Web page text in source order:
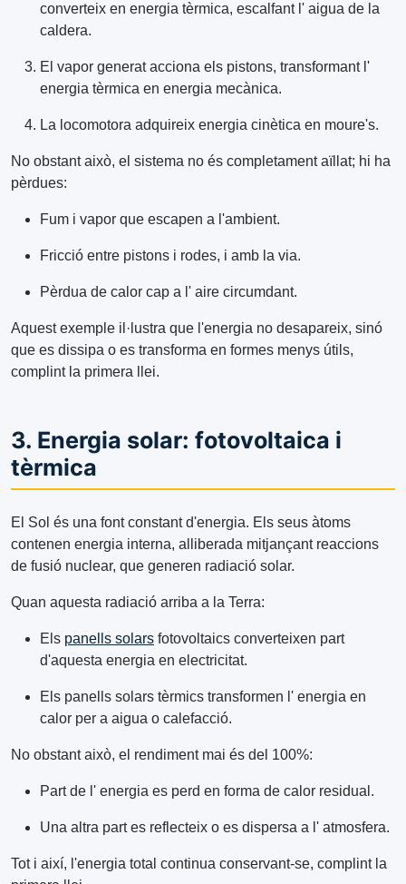
converteix en energia tèrmica, escalfant l' aigua de la
caldera.
El vapor generat acciona els pistons, transformant l'
energia tèrmica en energia mecànica.
La locomotora adquireix energia cinètica en moure's.
No obstant això, el sistema no és completament aïllat; hi ha
pèrdues:
Fum i vapor que escapen a l'ambient.
Fricció entre pistons i rodes, i amb la via.
Pèrdua de calor cap a l' aire circumdant.
Aquest exemple il·lustra que l'energia no desapareix, sinó
que es dissipa o es transforma en formes menys útils,
complint la primera llei.
3. Energia solar: fotovoltaica i
tèrmica
El Sol és una font constant d'energia. Els seus àtoms
contenen energia interna, alliberada mitjançant reaccions
de fusió nuclear, que generen radiació solar.
Quan aquesta radiació arriba a la Terra:
Els panells solars fotovoltaics converteixen part
d'aquesta energia en electricitat.
Els panells solars tèrmics transformen l' energia en
calor per a aigua o calefacció.
No obstant això, el rendiment mai és del 100%:
Part de l' energia es perd en forma de calor residual.
Una altra part es reflecteix o es dispersa a l' atmosfera.
Tot i així, l'energia total continua conservant-se, complint la